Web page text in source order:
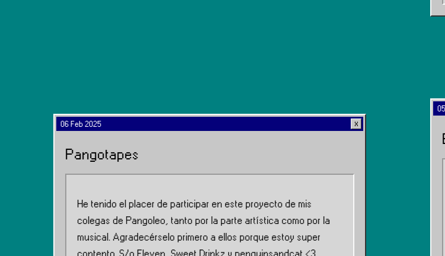
06 Feb 2025
Pangotapes
He tenido el placer de participar en este proyecto de mis
colegas de Pangoleo, tanto por la parte artística como por la
musical. Agradecérselo primero a ellos porque estoy super